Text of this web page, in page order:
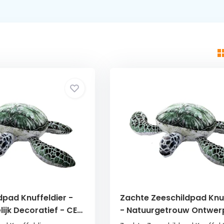
Knuffeldier -
Decoratief - CE-
Zachte Zeeschildpad
- Natuurgetrouw